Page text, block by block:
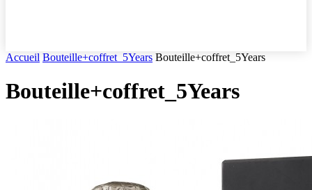
Accueil Bouteille+coffret_5Years Bouteille+coffret_5Years
Bouteille+coffret_5Years